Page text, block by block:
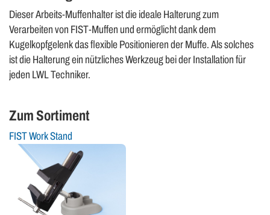
Dieser Arbeits-Muffenhalter ist die ideale Halterung zum
Verarbeiten von FIST-Muffen und ermöglicht dank dem
Kugelkopfgelenk das flexible Positionieren der Muffe. Als solches
ist die Halterung ein nützliches Werkzeug bei der Installation für
jeden LWL Techniker.
Zum Sortiment
FIST Work Stand